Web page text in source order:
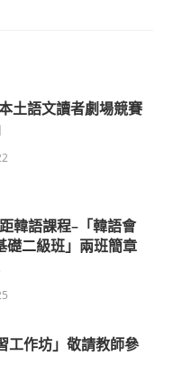
土語文讀者劇場競賽
韓語課程–「韓語會
礎二級班」兩班簡章
工作坊」敬請教師參